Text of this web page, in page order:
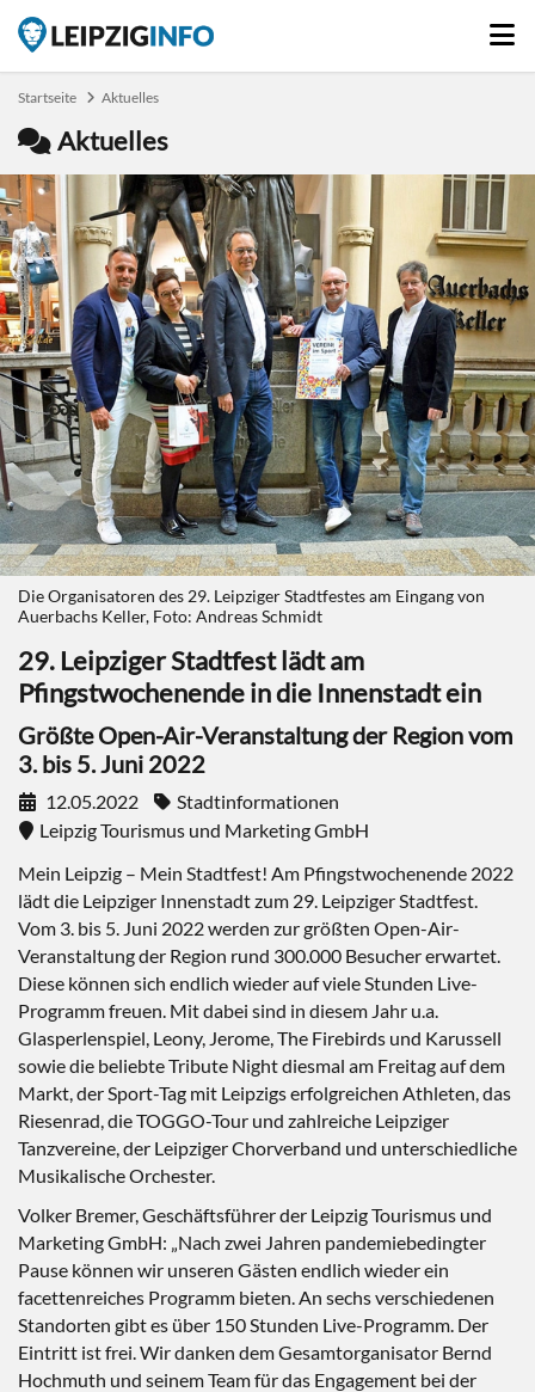
Startseite Aktuelles
Aktuelles
Die Organisatoren des 29. Leipziger Stadtfestes am Eingang von
Auerbachs Keller, Foto: Andreas Schmidt
29. Leipziger Stadtfest lädt am
Pfingstwochenende in die Innenstadt ein
Größte Open-Air-Veranstaltung der Region vom
3. bis 5. Juni 2022
12.05.2022
Stadtinformationen
Leipzig Tourismus und Marketing GmbH
Mein Leipzig – Mein Stadtfest! Am Pfingstwochenende 2022
lädt die Leipziger Innenstadt zum 29. Leipziger Stadtfest.
Vom 3. bis 5. Juni 2022 werden zur größten Open-Air-
Veranstaltung der Region rund 300.000 Besucher erwartet.
Diese können sich endlich wieder auf viele Stunden Live-
Programm freuen. Mit dabei sind in diesem Jahr u.a.
Glasperlenspiel, Leony, Jerome, The Firebirds und Karussell
sowie die beliebte Tribute Night diesmal am Freitag auf dem
Markt, der Sport-Tag mit Leipzigs erfolgreichen Athleten, das
Riesenrad, die TOGGO-Tour und zahlreiche Leipziger
Tanzvereine, der Leipziger Chorverband und unterschiedliche
Musikalische Orchester.
Volker Bremer, Geschäftsführer der Leipzig Tourismus und
Marketing GmbH: „Nach zwei Jahren pandemiebedingter
Pause können wir unseren Gästen endlich wieder ein
facettenreiches Programm bieten. An sechs verschiedenen
Standorten gibt es über 150 Stunden Live-Programm. Der
Eintritt ist frei. Wir danken dem Gesamtorganisator Bernd
Hochmuth und seinem Team für das Engagement bei der